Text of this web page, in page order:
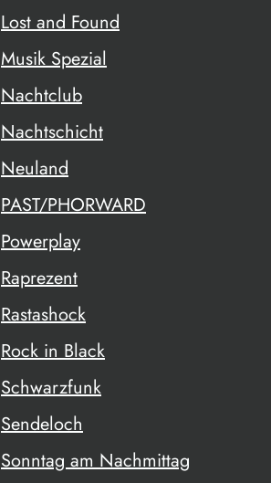
Lost and Found
Musik Spezial
Nachtclub
Nachtschicht
Neuland
PAST/PHORWARD
Powerplay
Raprezent
Rastashock
Rock in Black
Schwarzfunk
Sendeloch
Sonntag am Nachmittag